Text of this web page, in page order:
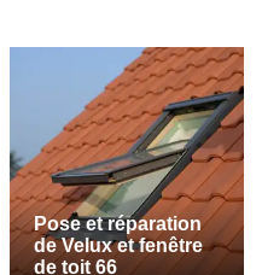
Pose et réparation
de Velux et fenêtre
de toit 66